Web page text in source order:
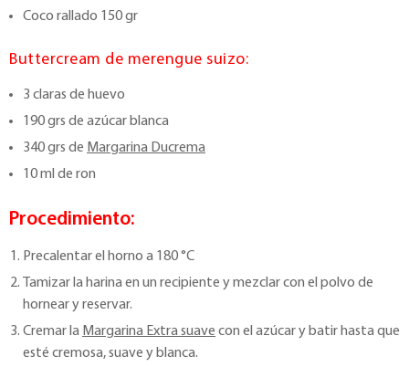
Coco rallado 150 gr
Buttercream de merengue suizo:
3 claras de huevo
190 grs de azúcar blanca
340 grs de Margarina Ducrema
10 ml de ron
Procedimiento:
Precalentar el horno a 180 °C
Tamizar la harina en un recipiente y mezclar con el polvo de
hornear y reservar.
Cremar la Margarina Extra suave con el azúcar y batir hasta que
esté cremosa, suave y blanca.